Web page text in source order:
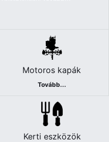
Motoros kapák
Tovább...
Kerti eszközök